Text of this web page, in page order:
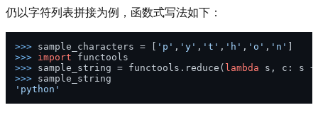
仍以字符列表拼接为例，函数式写法如下：
>>> sample_characters = [ 'p' , 'y' , 't' , 'h' , 'o' , 'n'
>>> import
>>> sample_string = functools.reduce( lambda
>>>
'python'